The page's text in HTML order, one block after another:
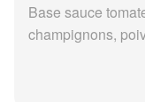
Base sauce
champignons,